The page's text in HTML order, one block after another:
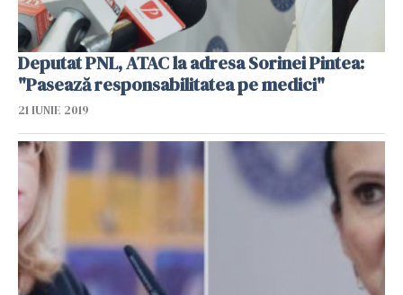
Deputat PNL, ATAC la adresa Sorinei Pintea:
"Pasează responsabilitatea pe medici"
21 IUNIE 2019